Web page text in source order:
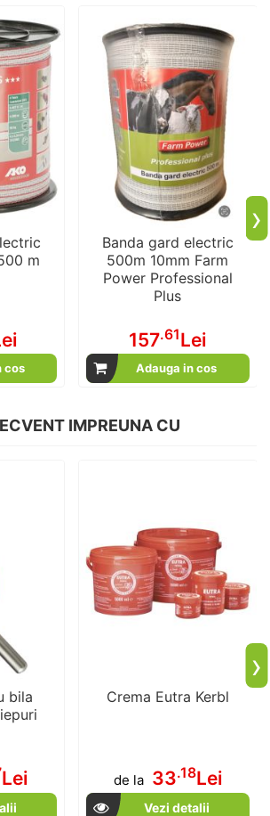
m
cos
Banda gard electric
500m 10mm Farm
Power Professional
Plus
157.61Lei
Adauga in cos
›
IMPREUNA CU
bila
Lei
Crema Eutra Kerbl
de la 33.18Lei
Vezi detalii
›